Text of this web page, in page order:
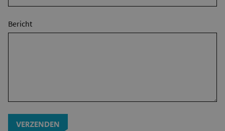
Bericht
VERZENDEN